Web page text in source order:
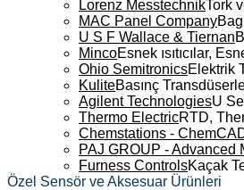
Lorenz MesstechnikTork
MAC Panel Company
U S F Wallace & Tiernan
MincoEsnek ısıtıcılar,
Ohio SemitronicsElektrik
KuliteBasınç
Agilent TechnologiesU
Thermo ElectricRTD,
Chemstations -
PAJ GROUP - Advanced
Furness ControlsKaçak
Özel Sensör ve Aksesuar Ürünleri